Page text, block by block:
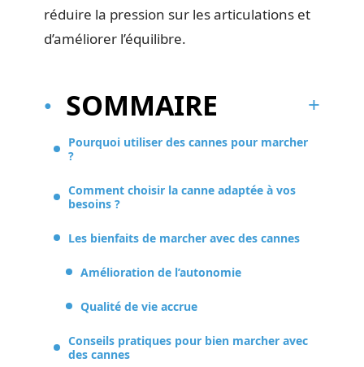
réduire la pression sur les articulations et
d’améliorer l’équilibre.
SOMMAIRE
Pourquoi utiliser des cannes pour marcher
?
Comment choisir la canne adaptée à vos
besoins ?
Les bienfaits de marcher avec des cannes
Amélioration de l’autonomie
Qualité de vie accrue
Conseils pratiques pour bien marcher avec
des cannes